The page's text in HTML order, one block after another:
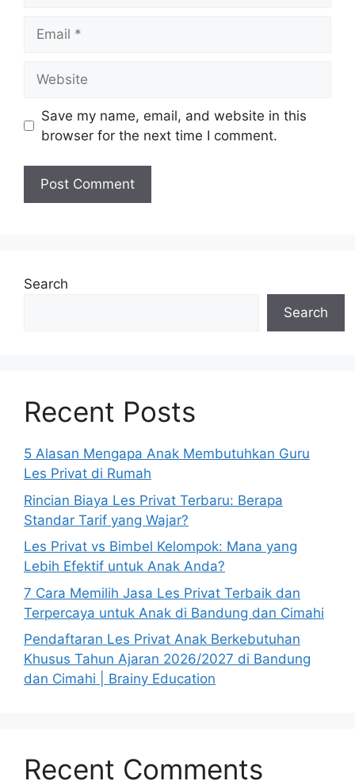
Save my name, email, and website in this
browser for the next time I comment.
Search
Search
Recent Posts
5 Alasan Mengapa Anak Membutuhkan Guru
Les Privat di Rumah
Rincian Biaya Les Privat Terbaru: Berapa
Standar Tarif yang Wajar?
Les Privat vs Bimbel Kelompok: Mana yang
Lebih Efektif untuk Anak Anda?
7 Cara Memilih Jasa Les Privat Terbaik dan
Terpercaya untuk Anak di Bandung dan Cimahi
Pendaftaran Les Privat Anak Berkebutuhan
Khusus Tahun Ajaran 2026/2027 di Bandung
dan Cimahi | Brainy Education
Recent Comments